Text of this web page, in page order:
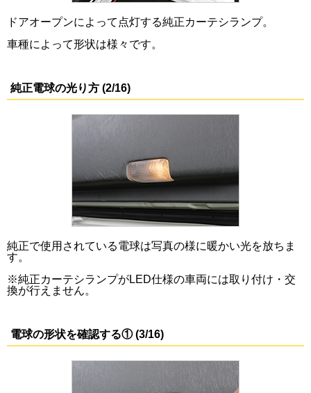
ドアオープンによって点灯する純正カーテシランプ。
車種によって形状は様々です。
純正電球の光り方 (2/16)
純正で使用されている電球は写真の様に暖かい光を放ちま
す。
※純正カーテシランプがLED仕様の車両には取り付け・交
換が行えません。
電球の形状を確認する① (3/16)